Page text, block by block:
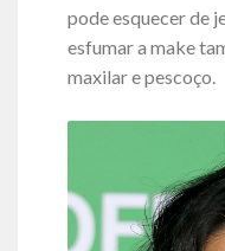
pode esquecer de
esfumar a make
maxilar e pescoço.